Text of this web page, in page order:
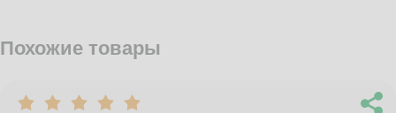
Похожие товары